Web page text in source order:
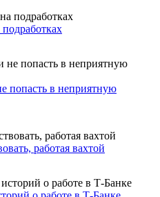
попасть в неприятную
работая вахтой